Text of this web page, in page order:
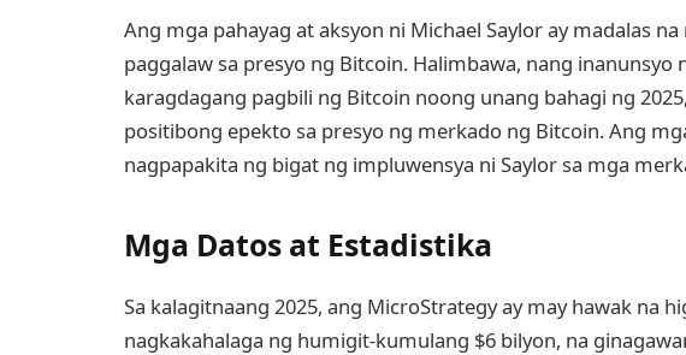
Ang mga pahayag at aksyon ni Michael Saylor ay madalas
paggalaw sa presyo ng Bitcoin. Halimbawa, nang inanunsyo
karagdagang pagbili ng Bitcoin noong unang bahagi ng
positibong epekto sa presyo ng merkado ng Bitcoin. Ang
nagpapakita ng bigat ng impluwensya ni Saylor sa mga
Mga Datos at Estadistika
Sa kalagitnaang 2025, ang MicroStrategy ay may hawak na
nagkakahalaga ng humigit-kumulang $6 bilyon, na